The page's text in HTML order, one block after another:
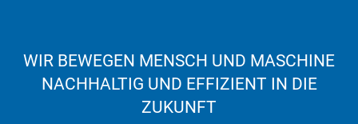
WIR BEWEGEN MENSCH UND MASCHINE
NACHHALTIG UND EFFIZIENT IN DIE
ZUKUNFT